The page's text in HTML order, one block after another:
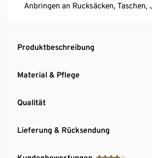
Anbringen an Rucksäcken, Taschen,
Produktbeschreibung
Material & Pflege
Qualität
Lieferung & Rücksendung